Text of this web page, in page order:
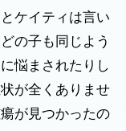
ケイティは言い
の子も同じよう
悩まされたりし
が全くありませ
が見つかったの